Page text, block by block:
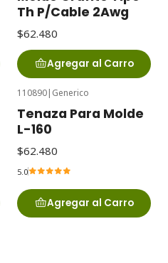
Th P/Cable 2Awg
$62.480
Agregar al Carro
110890| Generico
Tenaza Para Molde
L-160
$62.480
5.0
Agregar al Carro